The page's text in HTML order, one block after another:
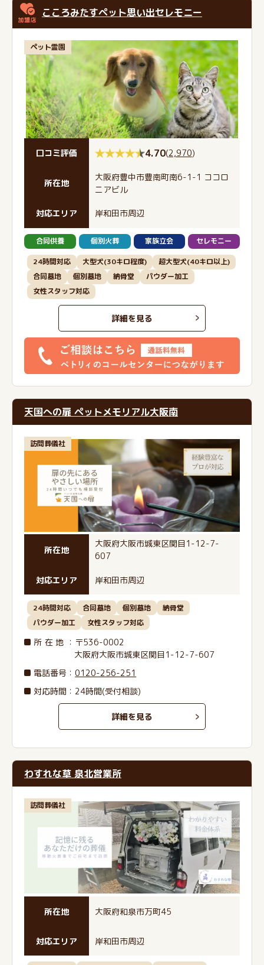
こころみたすペット思い出セレモニー
ペット霊園
口コミ評価 4.70(2,970)
所在地
大阪府豊中市豊南町南6-1-1 ココロ
ニアビル
対応エリア 岸和田市周辺
合同供養 個別火葬 家族立会 セレモニー
24時間対応 大型犬(30キロ程度)
超大型犬(40キロ以上)
合同墓地
個別墓地 納骨堂
パウダー加工
女性スタッフ対応
詳細を見る
天国への扉 ペットメモリアル大阪南
訪問葬儀社
所在地
大阪府大阪市城東区関目1-12-7-
607
対応エリア 岸和田市周辺
24時間対応 合同墓地 個別墓地
納骨堂
パウダー加工
女性スタッフ対応
所在地 ：〒536-0002
大阪府大阪市城東区関目1-12-7-607
電話番号 ：0120-256-251
対応時間：24時間(受付相談)
詳細を見る
わすれな草 泉北営業所
訪問葬儀社
所在地 大阪府和泉市万町45
対応エリア 岸和田市周辺